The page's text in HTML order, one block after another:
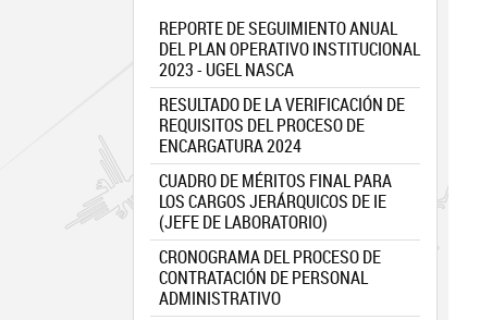
REPORTE DE SEGUIMIENTO ANUAL
DEL PLAN OPERATIVO INSTITUCIONAL
2023 - UGEL NASCA
RESULTADO DE LA VERIFICACIÓN DE
REQUISITOS DEL PROCESO DE
ENCARGATURA 2024
CUADRO DE MÉRITOS FINAL PARA
LOS CARGOS JERÁRQUICOS DE IE
(JEFE DE LABORATORIO)
CRONOGRAMA DEL PROCESO DE
CONTRATACIÓN DE PERSONAL
ADMINISTRATIVO